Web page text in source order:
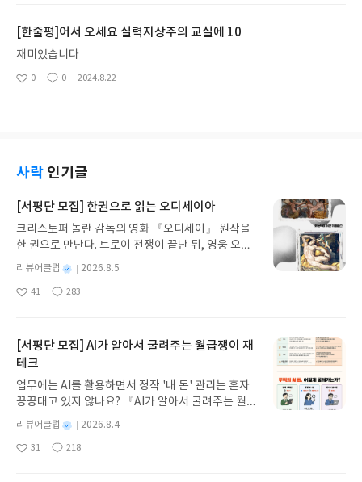
니다.
[한줄평]어서 오세요 실력지상주의 교실에 10
재미있습니다
좋
0
댓
0
작
2024.8.22
사락 인기글
[서평단 모집] 한권으로 읽는 오디세이아
크리스토퍼 놀란 감독의 영화 『오디세이』 원작을
한 권으로 만난다. 트로이 전쟁이 끝난 뒤, 영웅 오디
세우스는 고향 이타케로 돌아가기 위해 키클롭스, 마
녀 키르케, 세이렌의 노래, 포세이돈의 분노를 헤쳐
나간다. 그리스 철학 전공자인 옮긴이가 호메로스의
지 않고 끝까지 읽을 수 있다. 3천 년을 이어 온 귀향
과 모험의 대서사시가 가장 읽기 편한 번역으로 새롭
스 저/육혜원 역출판사이화북스 예스24 바로가기 닫
기모집인원 : 5명신청기간 : 2026.08.05 ~ 2026.08.
09발표일자 : 2026.08.13리뷰 작성기한 : 도서/상품
품 받으실 주소/연락처를 업데이트 해주세요! (선정
별
리뷰어클럽
성
2026.8.5
좋
41
댓
283
작
[서평단 모집] AI가 알아서 굴려주는 월급쟁이 재
테크
업무에는 AI를 활용하면서 정작 '내 돈' 관리는 혼자
끙끙대고 있지 않나요? 『AI가 알아서 굴려주는 월급
쟁이 재테크』는 챗GPT·클로드·제미나이·퍼플렉시
티를 나만의 재테크 팀으로 만드는 실전 가이드입니
다. 재무 진단부터 주식 투자, 부동산, 절세, 자산 관
별
리뷰어클럽
성
2026.8.4
좋
31
댓
218
작